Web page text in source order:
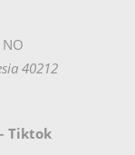
NO
40212
Tiktok